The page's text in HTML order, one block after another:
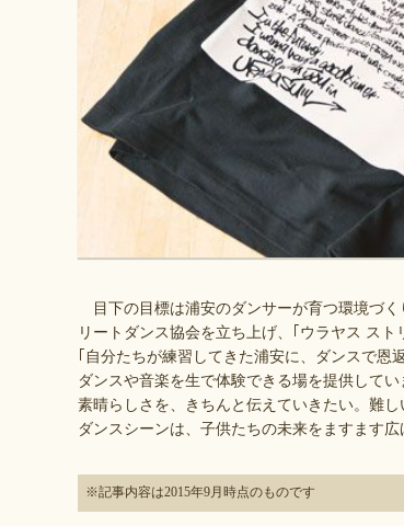
目下の目標は浦安のダンサーが育つ環境づく
リートダンス協会を立ち上げ、｢ウラヤス ス
｢自分たちが練習してきた浦安に、ダンスで恩
ダンスや音楽を生で体験できる場を提供して
素晴らしさを、きちんと伝えていきたい。難
ダンスシーンは、子供たちの未来をますます広
※記事内容は2015年9月時点のものです